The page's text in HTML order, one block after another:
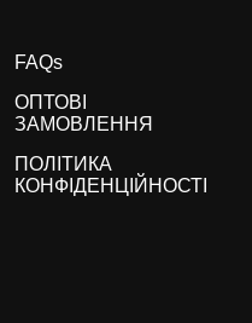
FAQs
ОПТОВІ
ЗАМОВЛЕННЯ
ПОЛІТИКА
КОНФІДЕНЦІЙНОСТІ